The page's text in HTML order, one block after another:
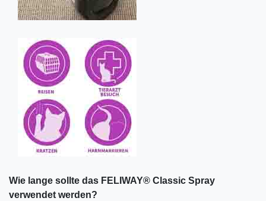
Wie lange sollte das FELIWAY® Classic Spray
verwendet werden?